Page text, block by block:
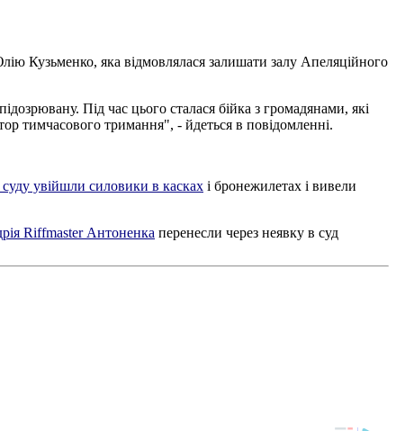
Кузьменко, яка відмовлялася залишати залу Апеляційного
Під час цього сталася бійка з громадянами, які
тимчасового тримання", - йдеться в повідомленні.
суду увійшли силовики в касках і бронежилетах і вивели
Riffmaster Антоненка перенесли через неявку в суд